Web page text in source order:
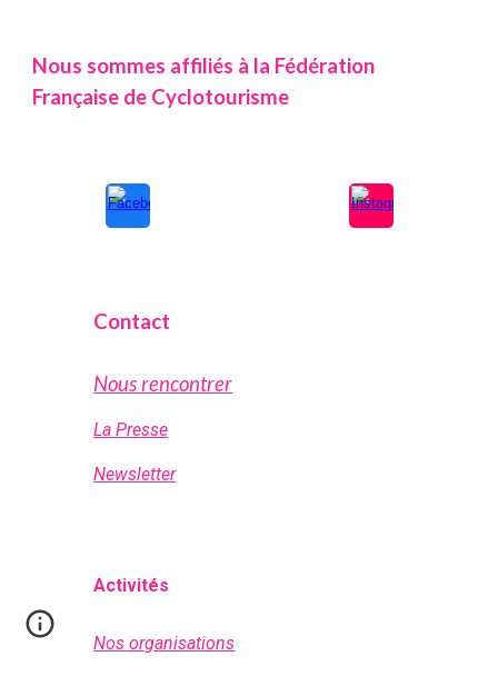
Nous sommes affiliés à la Fédération
Française de Cyclotourisme
Contact
Nous rencontrer
La Presse
Newsletter
Activités
Nos organisations